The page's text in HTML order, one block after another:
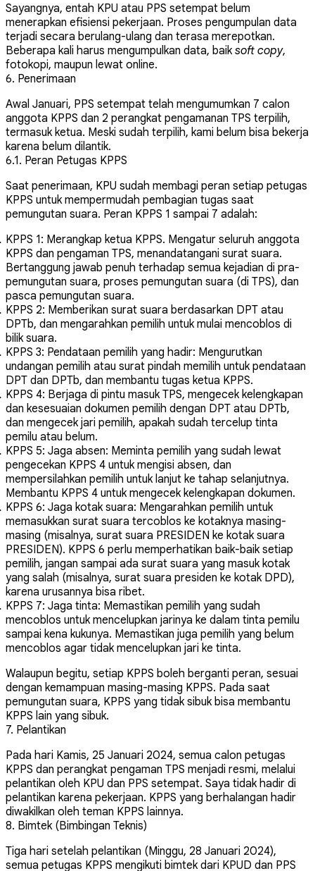
Sayangnya, entah KPU atau PPS setempat belum
menerapkan efisiensi pekerjaan. Proses pengumpulan data
terjadi secara berulang-ulang dan terasa merepotkan.
Beberapa kali harus mengumpulkan data, baiksoft copy,
fotokopi, maupun lewat online.
6. Penerimaan
Awal Januari, PPS setempat telah mengumumkan 7 calon
anggota KPPS dan 2 perangkat pengamanan TPS terpilih,
termasuk ketua. Meski sudah terpilih, kami belum bisa bekerja
karena belum dilantik.
6.1. Peran Petugas KPPS
Saat penerimaan, KPU sudah membagi peran setiap petugas
KPPS untuk mempermudah pembagian tugas saat
pemungutan suara. Peran KPPS 1 sampai 7 adalah:
KPPS 1: Merangkap ketua KPPS. Mengatur seluruh anggota
KPPS dan pengaman TPS, menandatangani surat suara.
Bertanggung jawab penuh terhadap semua kejadian di pra-
pemungutan suara, proses pemungutan suara (di TPS), dan
pasca pemungutan suara.
KPPS 2: Memberikan surat suara berdasarkan DPT atau
DPTb, dan mengarahkan pemilih untuk mulai mencoblos di
bilik suara.
KPPS 3: Pendataan pemilih yang hadir: Mengurutkan
undangan pemilih atau surat pindah memilih untuk pendataan
DPT dan DPTb, dan membantu tugas ketua KPPS.
KPPS 4: Berjaga di pintu masuk TPS, mengecek kelengkapan
dan kesesuaian dokumen pemilih dengan DPT atau DPTb,
dan mengecek jari pemilih, apakah sudah tercelup tinta
pemilu atau belum.
KPPS 5: Jaga absen: Meminta pemilih yang sudah lewat
pengecekan KPPS 4 untuk mengisi absen, dan
mempersilahkan pemilih untuk lanjut ke tahap selanjutnya.
Membantu KPPS 4 untuk mengecek kelengkapan dokumen.
KPPS 6: Jaga kotak suara: Mengarahkan pemilih untuk
memasukkan surat suara tercoblos ke kotaknya masing-
masing (misalnya, surat suara PRESIDEN ke kotak suara
PRESIDEN). KPPS 6 perlu memperhatikan baik-baik setiap
pemilih, jangan sampai ada surat suara yang masuk kotak
yang salah (misalnya, surat suara presiden ke kotak DPD),
karena urusannya bisa ribet.
KPPS 7: Jaga tinta: Memastikan pemilih yang sudah
mencoblos untuk mencelupkan jarinya ke dalam tinta pemilu
sampai kena kukunya. Memastikan juga pemilih yang belum
mencoblos agar tidak mencelupkan jari ke tinta.
Walaupun begitu, setiap KPPS boleh berganti peran, sesuai
dengan kemampuan masing-masing KPPS. Pada saat
pemungutan suara, KPPS yang tidak sibuk bisa membantu
KPPS lain yang sibuk.
7. Pelantikan
Pada hari Kamis, 25 Januari 2024, semua calon petugas
KPPS dan perangkat pengaman TPS menjadi resmi, melalui
pelantikan oleh KPU dan PPS setempat. Saya tidak hadir di
pelantikan karena pekerjaan. KPPS yang berhalangan hadir
diwakilkan oleh teman KPPS lainnya.
8. Bimtek (Bimbingan Teknis)
Tiga hari setelah pelantikan (Minggu, 28 Januari 2024),
semua petugas KPPS mengikuti bimtek dari KPUD dan PPS